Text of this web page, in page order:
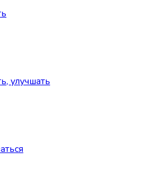
улучшать